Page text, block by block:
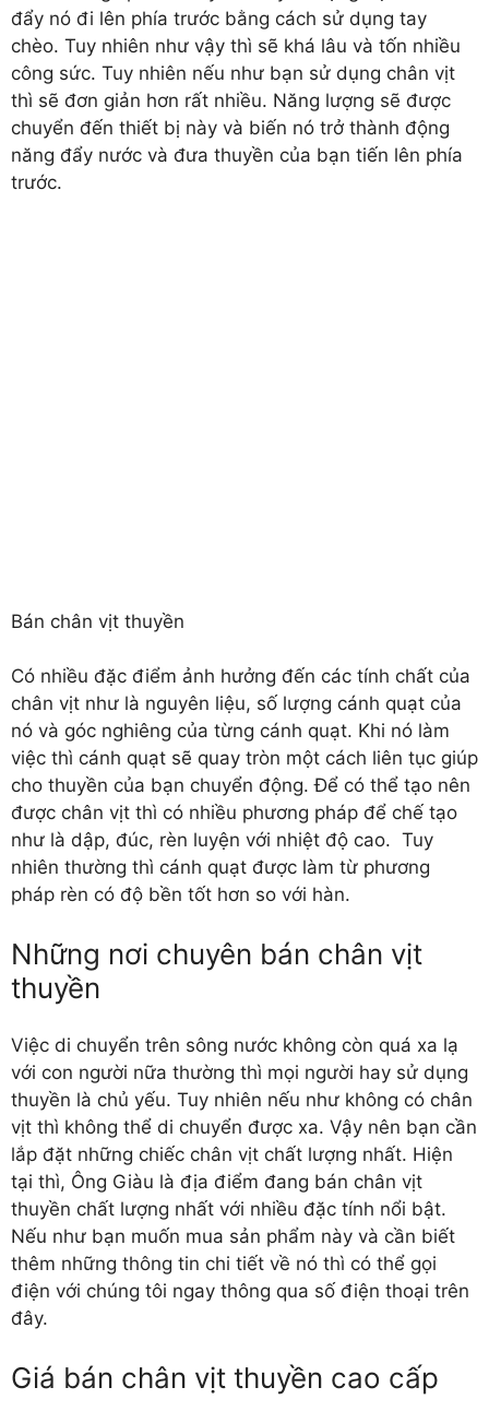
đẩy nó đi lên phía trước bằng cách sử dụng tay
chèo. Tuy nhiên như vậy thì sẽ khá lâu và tốn nhiều
công sức. Tuy nhiên nếu như bạn sử dụng chân vịt
thì sẽ đơn giản hơn rất nhiều. Năng lượng sẽ được
chuyển đến thiết bị này và biến nó trở thành động
năng đẩy nước và đưa thuyền của bạn tiến lên phía
trước.
Bán chân vịt thuyền
Có nhiều đặc điểm ảnh hưởng đến các tính chất của
chân vịt như là nguyên liệu, số lượng cánh quạt của
nó và góc nghiêng của từng cánh quạt. Khi nó làm
việc thì cánh quạt sẽ quay tròn một cách liên tục giúp
cho thuyền của bạn chuyển động. Để có thể tạo nên
được chân vịt thì có nhiều phương pháp để chế tạo
như là dập, đúc, rèn luyện với nhiệt độ cao. Tuy
nhiên thường thì cánh quạt được làm từ phương
pháp rèn có độ bền tốt hơn so với hàn.
Những nơi chuyên bán chân vịt
thuyền
Việc di chuyển trên sông nước không còn quá xa lạ
với con người nữa thường thì mọi người hay sử dụng
thuyền là chủ yếu. Tuy nhiên nếu như không có chân
vịt thì không thể di chuyển được xa. Vậy nên bạn cần
lắp đặt những chiếc chân vịt chất lượng nhất. Hiện
tại thì, Ông Giàu là địa điểm đang bán chân vịt
thuyền chất lượng nhất với nhiều đặc tính nổi bật.
Nếu như bạn muốn mua sản phẩm này và cần biết
thêm những thông tin chi tiết về nó thì có thể gọi
điện với chúng tôi ngay thông qua số điện thoại trên
đây.
Giá bán chân vịt thuyền cao cấp